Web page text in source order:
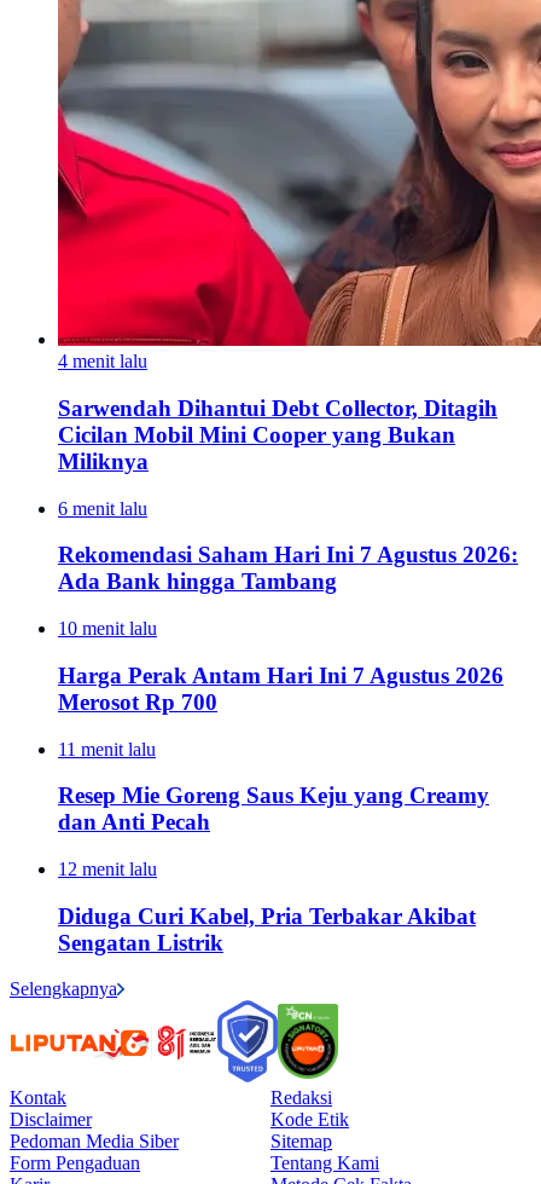
4 menit lalu
Sarwendah Dihantui Debt Collector, Ditagih
Cicilan Mobil Mini Cooper yang Bukan
Miliknya
6 menit lalu
Rekomendasi Saham Hari Ini 7 Agustus 2026:
Ada Bank hingga Tambang
10 menit lalu
Harga Perak Antam Hari Ini 7 Agustus 2026
Merosot Rp 700
11 menit lalu
Resep Mie Goreng Saus Keju yang Creamy
dan Anti Pecah
12 menit lalu
Diduga Curi Kabel, Pria Terbakar Akibat
Sengatan Listrik
Selengkapnya
Kontak
Redaksi
Disclaimer
Kode Etik
Pedoman Media Siber
Sitemap
Form Pengaduan
Tentang Kami